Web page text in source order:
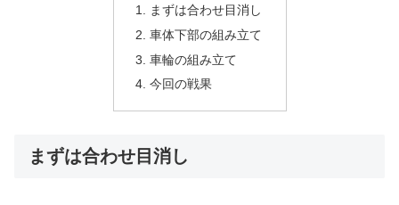
まずは合わせ目消し
車体下部の組み立て
車輪の組み立て
今回の戦果
まずは合わせ目消し